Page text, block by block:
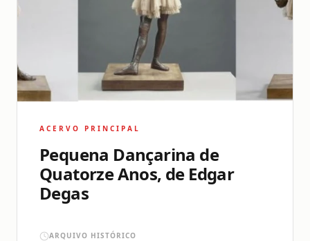
ACERVO PRINCIPAL
Pequena Dançarina de
Quatorze Anos, de Edgar
Degas
ARQUIVO HISTÓRICO